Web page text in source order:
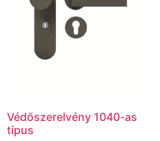
Védőszerelvény 1040-as
típus